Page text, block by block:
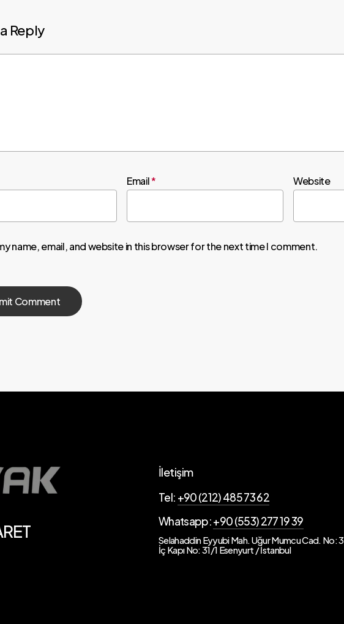
Reply
Email* Website
name, email, and website in this browser for the next time I comment.
İletişim
Tel: +90 (212) 485 73 62
Whatsapp:+90 (553) 277 19 39
Selahaddin Eyyubi Mah. Uğur Mumcu Cad. No:
İç Kapı No: 31/1 Esenyurt / İstanbul